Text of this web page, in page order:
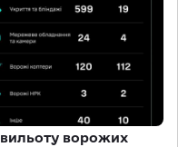
вильоту ворожих